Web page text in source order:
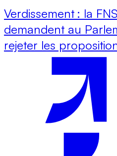
Verdissement : la
demandent au
rejeter les